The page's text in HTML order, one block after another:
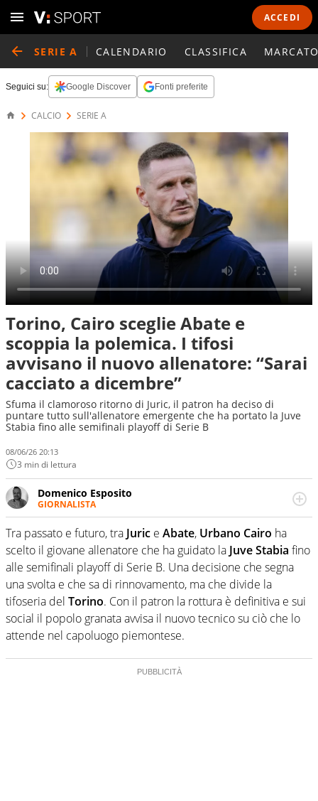
ACCEDI
SERIE A CALENDARIO CLASSIFICA
Seguici su: Google Discover Fonti preferite
CALCIO SERIE A
Torino, Cairo sceglie Abate e
scoppia la polemica. I tifosi
avvisano il nuovo allenatore: “Sarai
cacciato a dicembre”
Sfuma il clamoroso ritorno di Juric, il patron ha deciso di
puntare tutto sull'allenatore emergente che ha portato la Juve
Stabia fino alle semifinali playoff di Serie B
08/06/26 20:13
3 min di lettura
Domenico Esposito
GIORNALISTA
Da vent’anni in campo e sul campo per vivere ogni evento
in tutte le sue sfaccettature. Passione smisurata per il
calcio e per la sfera di cuoio. Il pallone è una cosa
serissima, guai a dirgli di no
Tra passato e futuro, tra Juric e Abate, Urbano Cairo ha
scelto il giovane allenatore che ha guidato la Juve Stabia fino
alle semifinali playoff di Serie B. Una decisione che segna
una svolta e che sa di rinnovamento, ma che divide la
tifoseria del Torino. Con il patron la rottura è definitiva e sui
social il popolo granata avvisa il nuovo tecnico su ciò che lo
attende nel capoluogo piemontese.